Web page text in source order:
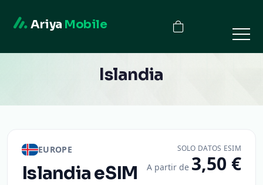
Ariya Mobile
Islandia
EUROPE
IslandiaeSIM
SOLO DATOS ESIM
A partir de 3,50 €